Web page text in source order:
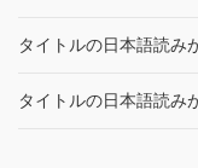
タイトルの日本語読み
タイトルの日本語読み